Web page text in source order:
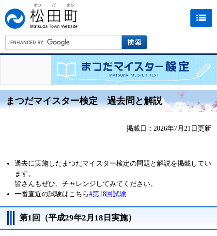
まつだマイスター検定 過去問と解説
掲載日：2026年7月21日更新
過去に実施したまつだマイスター検定の問題と解説を掲載してい
ます。
皆さんもぜひ、チャレンジしてみてください。
一番直近の試験はこちら#第18回試験
第1回（平成29年2月18日実施）